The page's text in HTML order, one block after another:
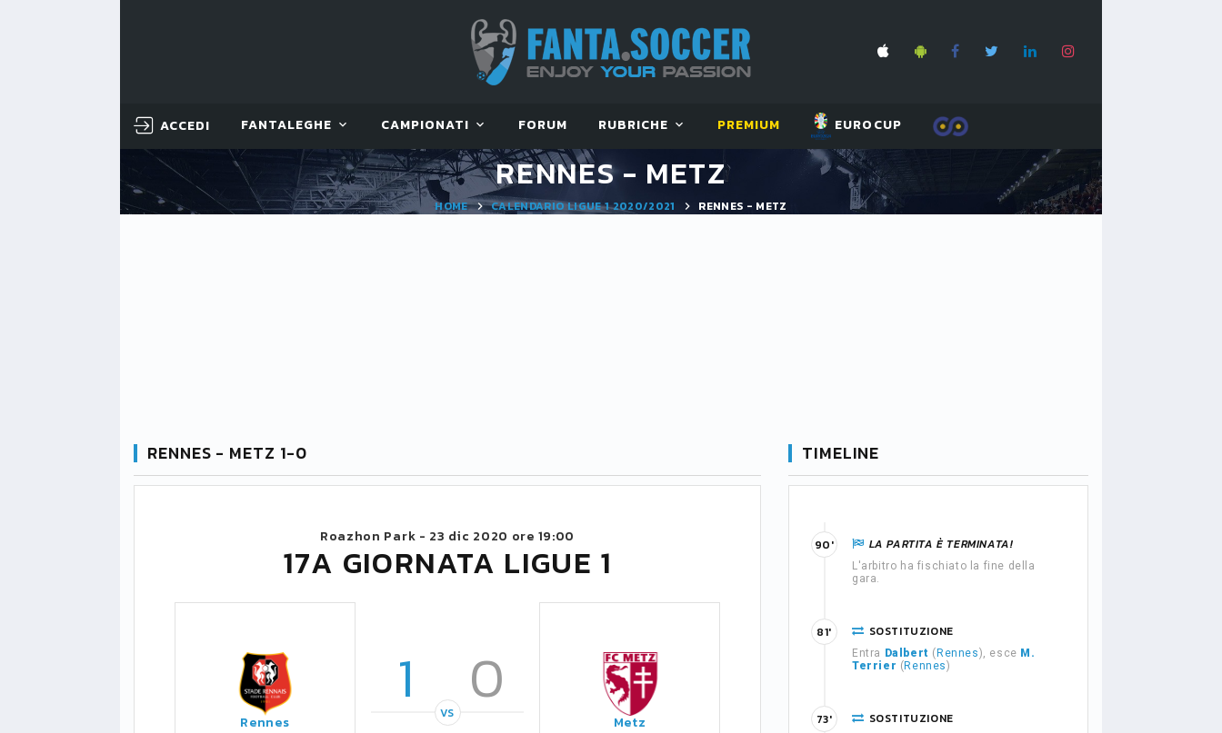
ACCEDI FANTALEGHE CAMPIONATI FORUM RUBRICHE PREMIUM EUROCUP
RENNES - METZ
HOME CALENDARIO LIGUE 1 2020/2021 RENNES - METZ
RENNES - METZ 1-0
Roazhon Park - 23 dic 2020 ore 19:00
17A GIORNATA LIGUE 1
Rennes
1 0
VS Metz
TIMELINE
LA PARTITA È TERMINATA!
L'arbitro ha fischiato la fine della
gara.
90'
SOSTITUZIONE
Entra Dalbert ( Rennes), esce M.
Terrier ( Rennes)
81'
SOSTITUZIONE
73'